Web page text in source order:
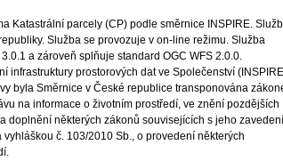
Katastrální parcely (CP) podle směrnice INSPIRE.
Služba se provozuje v on-line režimu. Služba
a zároveň splňuje standard OGC WFS 2.0.0.
infrastruktury prostorových dat ve Společenství
byla Směrnice v České republice transponována
na informace o životním prostředí, ve znění pozdějších
doplnění některých zákonů souvisejících s jeho
č. 103/2010 Sb., o provedení některých